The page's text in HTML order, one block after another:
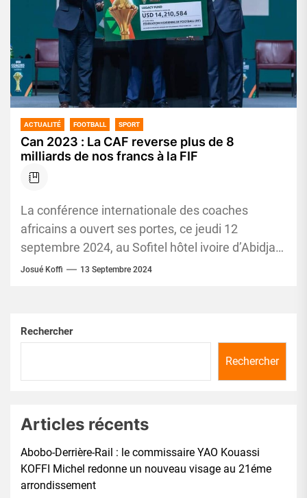
ACTUALITÉ FOOTBALL SPORT
Can 2023 : La CAF reverse plus de 8
milliards de nos francs à la FIF
La conférence internationale des coaches
africains a ouvert ses portes, ce jeudi 12
septembre 2024, au Sofitel hôtel ivoire d’Abidjan,
en présence du ministre délégué...
Josué Koffi 13 Septembre 2024
Rechercher
Rechercher
Articles récents
Abobo-Derrière-Rail : le commissaire YAO Kouassi
KOFFI Michel redonne un nouveau visage au 21éme
arrondissement